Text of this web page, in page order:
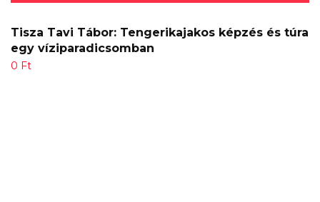
Tisza Tavi Tábor: Tengerikajakos képzés és túra
egy víziparadicsomban
0 Ft